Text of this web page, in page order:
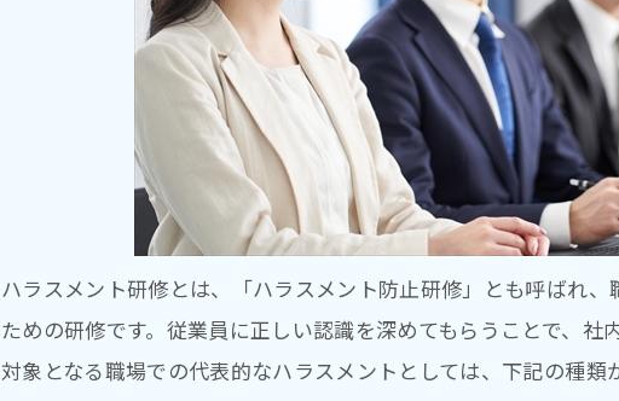
ハラスメント研修とは、「ハラスメント防止研修」とも呼ばれ
ための研修です。従業員に正しい認識を深めてもらうことで、
対象となる職場での代表的なハラスメントとしては、下記の種類